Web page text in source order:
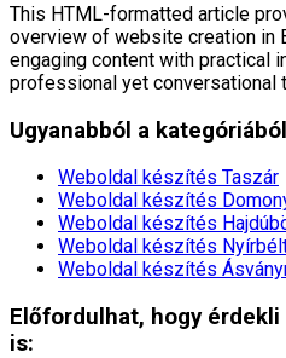
This HTML-formatted article
overview of website creation in
engaging content with practical
professional yet conversational
Ugyanabból a
Weboldal készítés​ Taszár
Weboldal készítés​
Weboldal készítés​
Weboldal készítés​
Weboldal készítés​
Előfordulhat, hogy
is: